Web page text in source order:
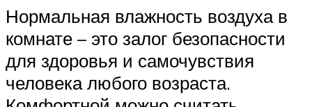
Нормальная влажность воздуха в
комнате – это залог безопасности
для здоровья и самочувствия
человека любого возраста.